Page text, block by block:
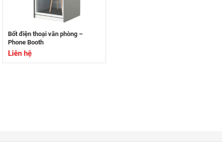
Bốt điện thoại văn phòng –
Phone Booth
Liên hệ